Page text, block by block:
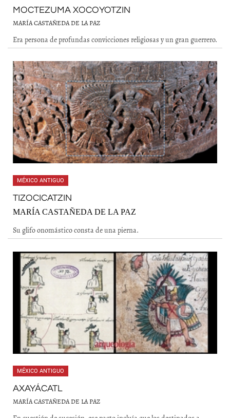
MOCTEZUMA XOCOYOTZIN
MARÍA CASTAÑEDA DE LA PAZ
Era persona de profundas convicciones religiosas y un gran guerrero.
MÉXICO ANTIGUO
TIZOCICATZIN
MARÍA CASTAÑEDA DE LA PAZ
Su glifo onomástico consta de una pierna.
MÉXICO ANTIGUO
AXAYÁCATL
MARÍA CASTAÑEDA DE LA PAZ